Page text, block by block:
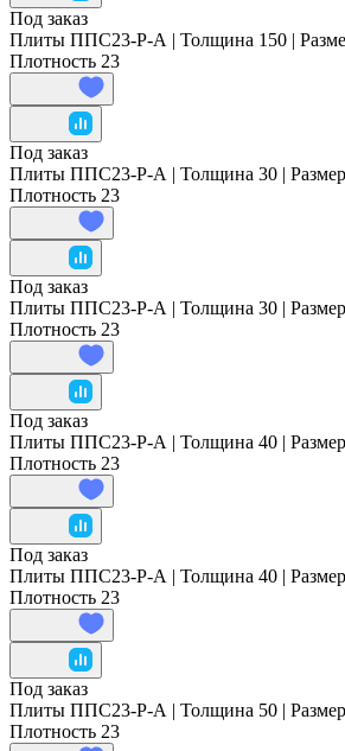
Под заказ
Плиты ППС23-Р-А | Толщина 150 |
Плотность 23
Под заказ
Плиты ППС23-Р-А | Толщина 30 | Размер
Плотность 23
Под заказ
Плиты ППС23-Р-А | Толщина 30 | Размер
Плотность 23
Под заказ
Плиты ППС23-Р-А | Толщина 40 | Размер
Плотность 23
Под заказ
Плиты ППС23-Р-А | Толщина 40 | Размер
Плотность 23
Под заказ
Плиты ППС23-Р-А | Толщина 50 | Размер
Плотность 23